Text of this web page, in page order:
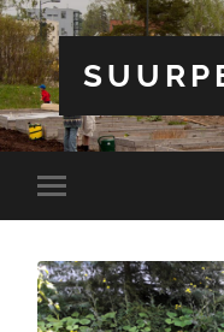
Toggle
mobile